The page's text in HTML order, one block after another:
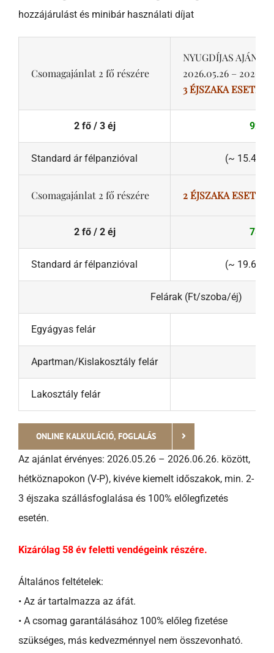
hozzájárulást és minibár használati díjat
Csomagajánlat 2 fő részére
NYUGDÍJAS
2026.05.26 –
3 ÉJSZAKA ESETÉN
2 fő / 3 éj
Standard ár félpanzióval (~
Csomagajánlat 2 fő részére 2 ÉJSZAKA ESETÉN
2 fő / 2 éj
Standard ár félpanzióval (~
Felárak (Ft/szoba/éj)
Egyágyas felár
Apartman/Kislakosztály felár
Lakosztály felár
ONLINE KALKULÁCIÓ, FOGLALÁS
Az ajánlat érvényes: 2026.05.26 – 2026.06.26. között,
hétköznapokon (V-P), kivéve kiemelt időszakok, min. 2-
3 éjszaka szállásfoglalása és 100% előlegfizetés
esetén.
Kizárólag 58 év feletti vendégeink részére.
Általános feltételek:
• Az ár tartalmazza az áfát.
• A csomag garantálásához 100% előleg fizetése
szükséges, más kedvezménnyel nem összevonható.